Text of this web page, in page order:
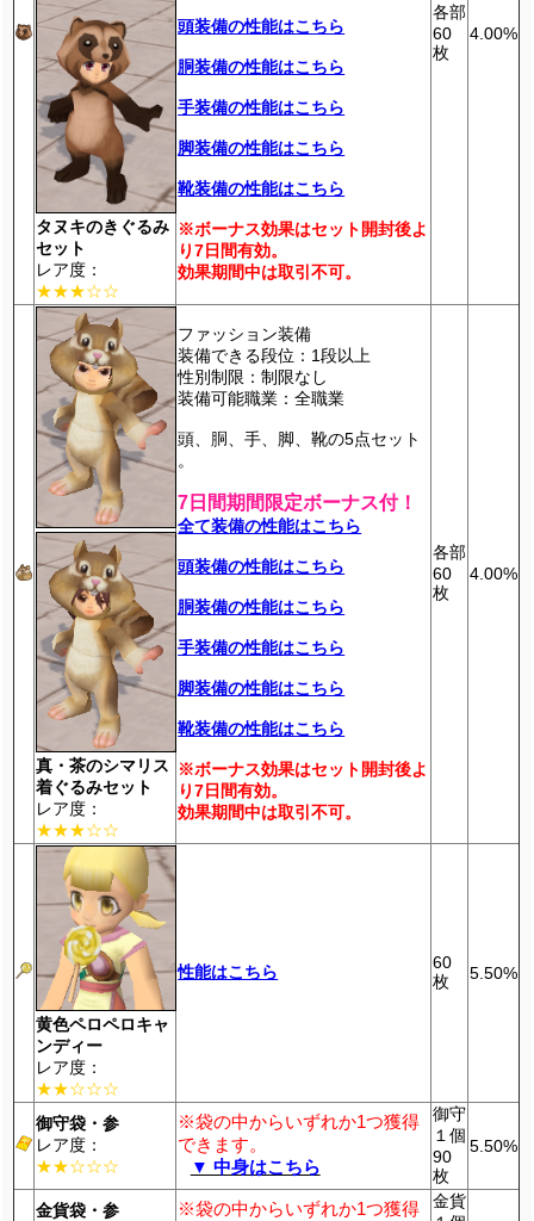
タヌキのきぐるみ
セット
レア度：
★★★☆☆
頭装備の性能はこちら
胴装備の性能はこちら
手装備の性能はこちら
脚装備の性能はこちら
靴装備の性能はこちら
※ボーナス効果はセット開封後よ
り7日間有効。
効果期間中は取引不可。
各部
60
枚
4.00%
真・茶のシマリス
着ぐるみセット
レア度：
★★★☆☆
ファッション装備
装備できる段位：1段以上
性別制限：制限なし
装備可能職業：全職業
頭、胴、手、脚、靴の5点セット
。
7日間期間限定ボーナス付！
全て装備の性能はこちら
頭装備の性能はこちら
胴装備の性能はこちら
手装備の性能はこちら
脚装備の性能はこちら
靴装備の性能はこちら
※ボーナス効果はセット開封後よ
り7日間有効。
効果期間中は取引不可。
各部
60
枚
4.00%
黄色ペロペロキャ
ンディー
レア度：
★★☆☆☆
性能はこちら
60
枚
5.50%
御守袋・参
レア度：
★★☆☆☆
※袋の中からいずれか1つ獲得
できます。
▼ 中身はこちら
御守
１個
90
枚
5.50%
金貨袋・参
※袋の中からいずれか1つ獲得
金貨